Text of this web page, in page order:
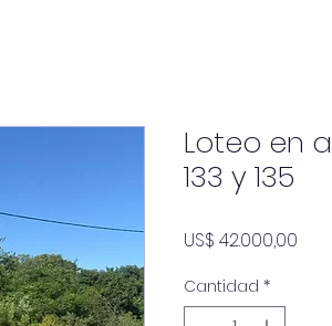
Loteo en
133 y 135
US$ 42.000,00
Cantidad *